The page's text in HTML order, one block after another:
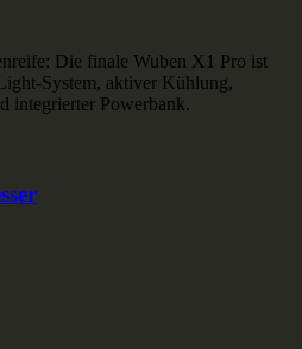
Die finale Wuben X1 Pro ist
System, aktiver Kühlung,
integrierter Powerbank.